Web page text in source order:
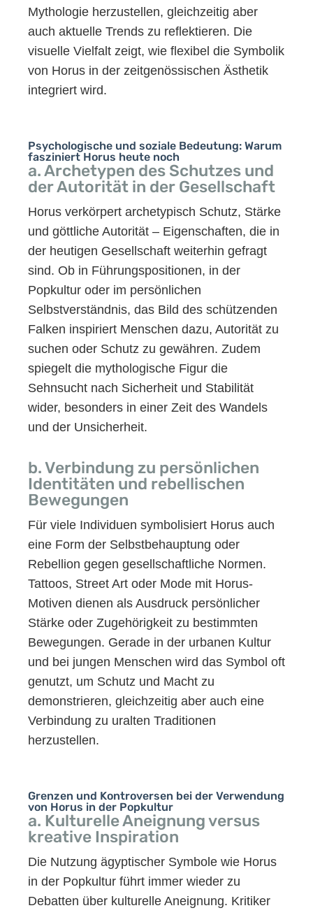
Mythologie herzustellen, gleichzeitig aber
auch aktuelle Trends zu reflektieren. Die
visuelle Vielfalt zeigt, wie flexibel die Symbolik
von Horus in der zeitgenössischen Ästhetik
integriert wird.
Psychologische und soziale Bedeutung: Warum
fasziniert Horus heute noch
a. Archetypen des Schutzes und
der Autorität in der Gesellschaft
Horus verkörpert archetypisch Schutz, Stärke
und göttliche Autorität – Eigenschaften, die in
der heutigen Gesellschaft weiterhin gefragt
sind. Ob in Führungspositionen, in der
Popkultur oder im persönlichen
Selbstverständnis, das Bild des schützenden
Falken inspiriert Menschen dazu, Autorität zu
suchen oder Schutz zu gewähren. Zudem
spiegelt die mythologische Figur die
Sehnsucht nach Sicherheit und Stabilität
wider, besonders in einer Zeit des Wandels
und der Unsicherheit.
b. Verbindung zu persönlichen
Identitäten und rebellischen
Bewegungen
Für viele Individuen symbolisiert Horus auch
eine Form der Selbstbehauptung oder
Rebellion gegen gesellschaftliche Normen.
Tattoos, Street Art oder Mode mit Horus-
Motiven dienen als Ausdruck persönlicher
Stärke oder Zugehörigkeit zu bestimmten
Bewegungen. Gerade in der urbanen Kultur
und bei jungen Menschen wird das Symbol oft
genutzt, um Schutz und Macht zu
demonstrieren, gleichzeitig aber auch eine
Verbindung zu uralten Traditionen
herzustellen.
Grenzen und Kontroversen bei der Verwendung
von Horus in der Popkultur
a. Kulturelle Aneignung versus
kreative Inspiration
Die Nutzung ägyptischer Symbole wie Horus
in der Popkultur führt immer wieder zu
Debatten über kulturelle Aneignung. Kritiker